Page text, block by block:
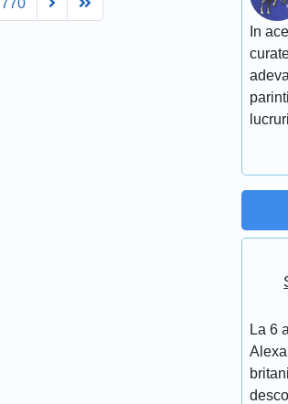
770
In
La 6